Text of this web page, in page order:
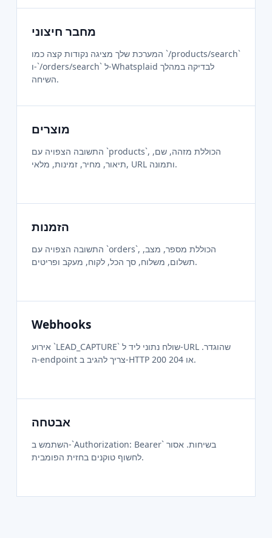
מחבר חיצוני
המערכת שלך מציגה נקודות קצה כמו `/products/search`
ו-`/orders/search` ל-Whatsplaid לבדיקה במהלך
השיחה.
מוצרים
התשובה הצפויה עם `products`, הכוללת מזהה, שם,
תיאור, מחיר, זמינות, מלאי, URL ותמונה.
הזמנות
התשובה הצפויה עם `orders`, הכוללת מספר, מצב,
תשלום, משלוח, סך הכל, לקוח, מעקב ופריטים.
Webhooks
אירוע `LEAD_CAPTURE` שולח נתוני ליד ל-URL שהוגדר.
ה-endpoint צריך להגיב ב-HTTP 200 או 204.
אבטחה
השתמש ב-`Authorization: Bearer` בשיחות. אסור
לחשוף טוקנים בחזית הפומבית.